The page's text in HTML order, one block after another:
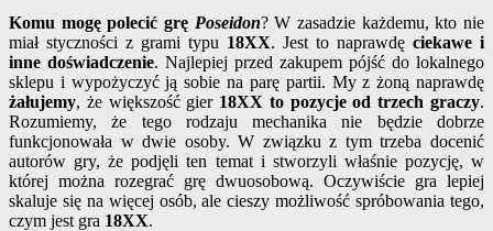
Komu mogę polecić grę Poseidon? W zasadzie każdemu, kto nie
miał styczności z grami typu 18XX. Jest to naprawdę ciekawe i
inne doświadczenie. Najlepiej przed zakupem pójść do lokalnego
sklepu i wypożyczyć ją sobie na parę partii. My z żoną naprawdę
żałujemy, że większość gier 18XX to pozycje od trzech graczy.
Rozumiemy, że tego rodzaju mechanika nie będzie dobrze
funkcjonowała w dwie osoby. W związku z tym trzeba docenić
autorów gry, że podjęli ten temat i stworzyli właśnie pozycję, w
której można rozegrać grę dwuosobową. Oczywiście gra lepiej
skaluje się na więcej osób, ale cieszy możliwość spróbowania tego,
czym jest gra 18XX.